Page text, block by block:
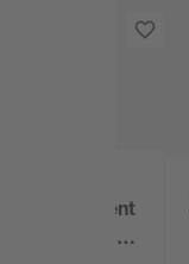
Permanent